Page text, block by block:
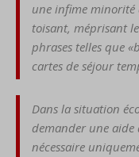
une infime minorité
toisant, méprisant
phrases telles que
cartes de séjour
Dans la situation
demander une aide
nécessaire unique